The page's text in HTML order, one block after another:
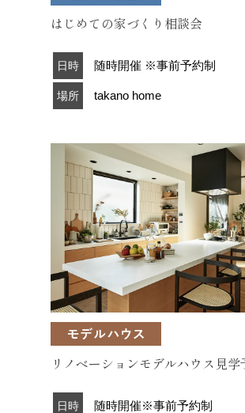
はじめての家づくり相談会
日時 随時開催 ※事前予約制
場所 takano home
リノベーションモデルハウス見学
日時 随時開催※事前予約制